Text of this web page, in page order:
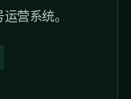
营系统。